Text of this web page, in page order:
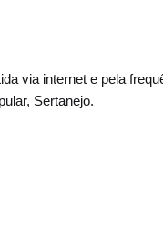
via internet e pela
Sertanejo.